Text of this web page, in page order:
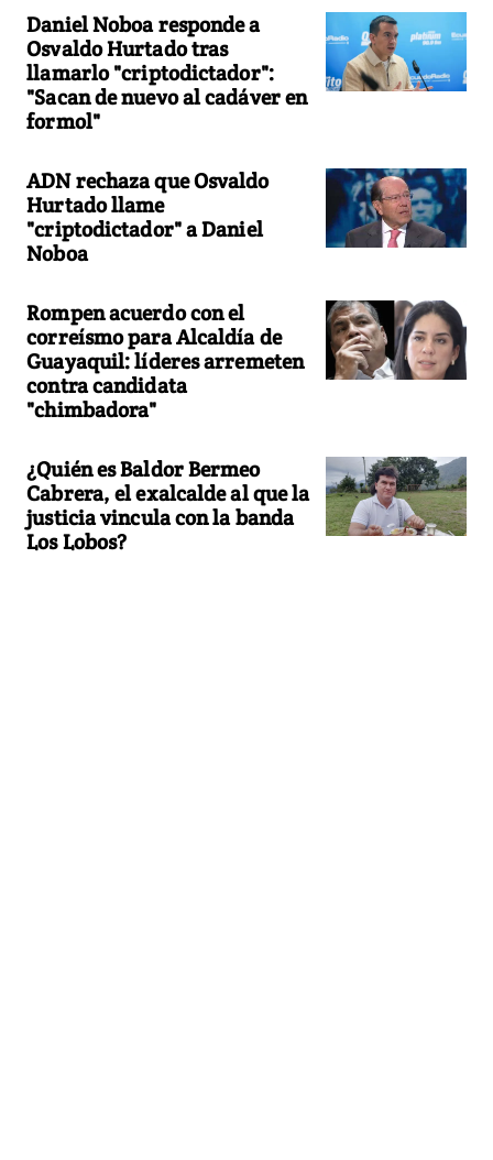
Daniel Noboa responde a
Osvaldo Hurtado tras
llamarlo "criptodictador":
"Sacan de nuevo al cadáver en
formol"
ADN rechaza que Osvaldo
Hurtado llame
"criptodictador" a Daniel
Noboa
Rompen acuerdo con el
correísmo para Alcaldía de
Guayaquil: líderes arremeten
contra candidata
"chimbadora"
¿Quién es Baldor Bermeo
Cabrera, el exalcalde al que la
justicia vincula con la banda
Los Lobos?